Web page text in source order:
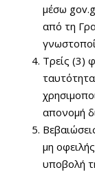
μέσω
από τη
Τρείς (3)
απονομή
μη
υποβολή